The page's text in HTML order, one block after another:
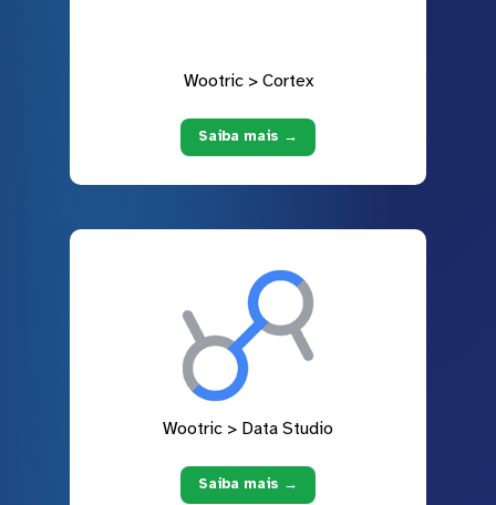
Wootric > Cortex
Saiba mais →
Wootric > Data Studio
Saiba mais →